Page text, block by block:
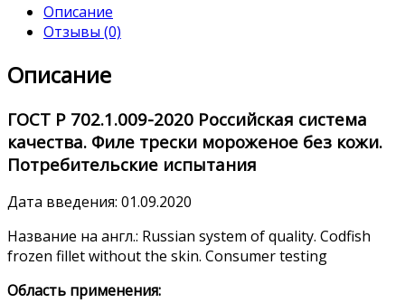
702.1.009-
2020
Описание
Отзывы (0)
Описание
ГОСТ Р 702.1.009-2020 Российская система
качества. Филе трески мороженое без кожи.
Потребительские испытания
Дата введения: 01.09.2020
Название на англ.: Russian system of quality. Codfish
frozen fillet without the skin. Consumer testing
Область применения: